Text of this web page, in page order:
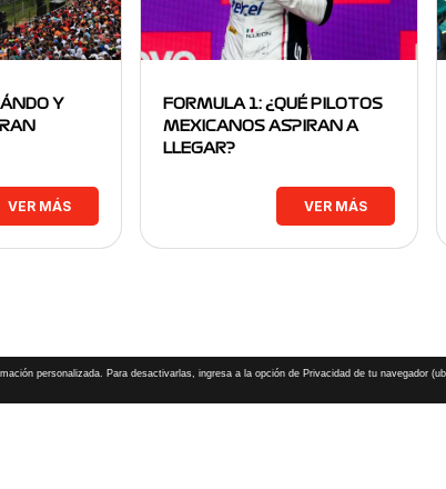
Y
VER MÁS
FORMULA 1: ¿QUÉ PILOTOS
MEXICANOS ASPIRAN A
LLEGAR?
VER MÁS
personalizada. Para desactivarlas, ingresa a la opción de Privacidad de tu navegador